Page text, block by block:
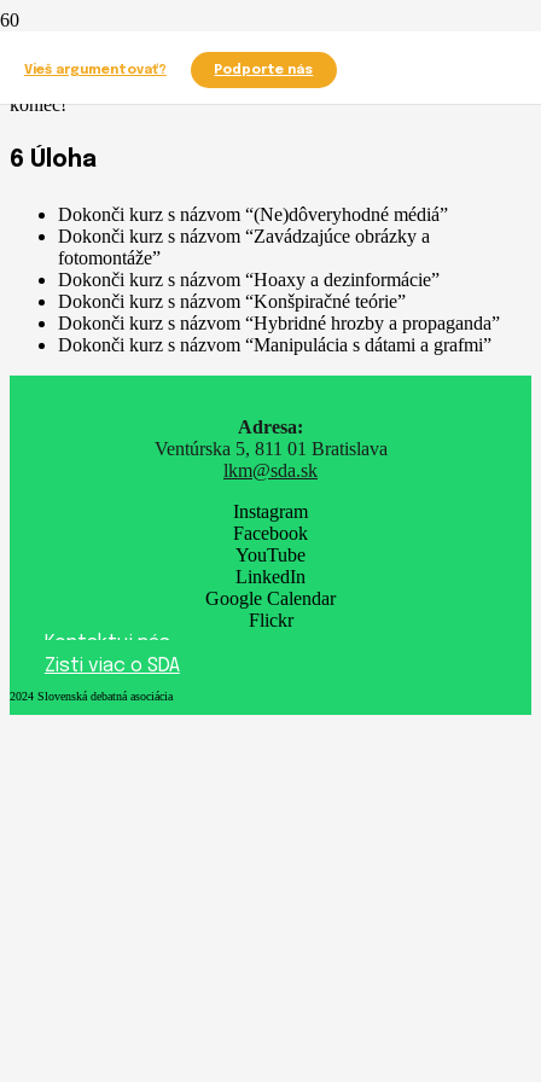
Vieš argumentovať? Podporte nás
Vydaj sa na cestu po stopách dezinformácií. Vyber si ktorýkoľvek
kurz týkajúci sa mediálnej gramotnosti a prepracuj sa až na jeho
koniec!
6 Úloha
Dokonči kurz s názvom “(Ne)dôveryhodné médiá”
Dokonči kurz s názvom “Zavádzajúce obrázky a
fotomontáže”
Dokonči kurz s názvom “Hoaxy a dezinformácie”
Dokonči kurz s názvom “Konšpiračné teórie”
Dokonči kurz s názvom “Hybridné hrozby a propaganda”
Dokonči kurz s názvom “Manipulácia s dátami a grafmi”
Adresa:
Ventúrska 5, 811 01 Bratislava
lkm@sda.sk
Instagram
Facebook
YouTube
LinkedIn
Google Calendar
Flickr
Kontaktuj nás
Zisti viac o SDA
2024 Slovenská debatná asociácia